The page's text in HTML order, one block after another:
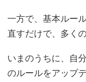
一方で、基本ルー
直すだけで、多く
いまのうちに、自
のルールをアップ